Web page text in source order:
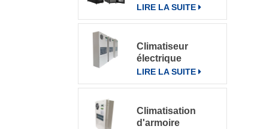
pour divers
environnements
LIRE LA SUITE
Climatiseur
électrique
d'armoire de
télécommunication
LIRE LA SUITE
Climatisation
d'armoire